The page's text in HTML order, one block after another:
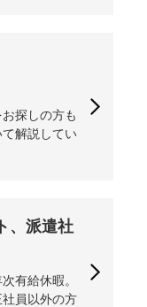
探しの方も
解説してい
、派遣社
有給休暇。
員以外の方